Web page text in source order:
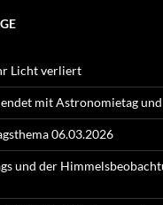
Licht verliert
mit Astronomietag und
06.03.2026
und der